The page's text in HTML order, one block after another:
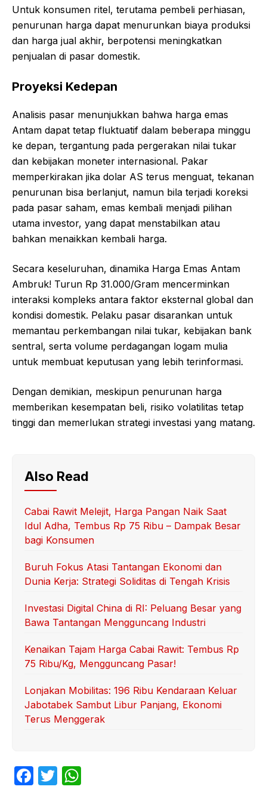
Untuk konsumen ritel, terutama pembeli perhiasan,
penurunan harga dapat menurunkan biaya produksi
dan harga jual akhir, berpotensi meningkatkan
penjualan di pasar domestik.
Proyeksi Kedepan
Analisis pasar menunjukkan bahwa harga emas
Antam dapat tetap fluktuatif dalam beberapa minggu
ke depan, tergantung pada pergerakan nilai tukar
dan kebijakan moneter internasional. Pakar
memperkirakan jika dolar AS terus menguat, tekanan
penurunan bisa berlanjut, namun bila terjadi koreksi
pada pasar saham, emas kembali menjadi pilihan
utama investor, yang dapat menstabilkan atau
bahkan menaikkan kembali harga.
Secara keseluruhan, dinamika Harga Emas Antam
Ambruk! Turun Rp 31.000/Gram mencerminkan
interaksi kompleks antara faktor eksternal global dan
kondisi domestik. Pelaku pasar disarankan untuk
memantau perkembangan nilai tukar, kebijakan bank
sentral, serta volume perdagangan logam mulia
untuk membuat keputusan yang lebih terinformasi.
Dengan demikian, meskipun penurunan harga
memberikan kesempatan beli, risiko volatilitas tetap
tinggi dan memerlukan strategi investasi yang matang.
Also Read
Cabai Rawit Melejit, Harga Pangan Naik Saat
Idul Adha, Tembus Rp 75 Ribu – Dampak Besar
bagi Konsumen
Buruh Fokus Atasi Tantangan Ekonomi dan
Dunia Kerja: Strategi Soliditas di Tengah Krisis
Investasi Digital China di RI: Peluang Besar yang
Bawa Tantangan Mengguncang Industri
Kenaikan Tajam Harga Cabai Rawit: Tembus Rp
75 Ribu/Kg, Mengguncang Pasar!
Lonjakan Mobilitas: 196 Ribu Kendaraan Keluar
Jabotabek Sambut Libur Panjang, Ekonomi
Terus Menggerak
F
T